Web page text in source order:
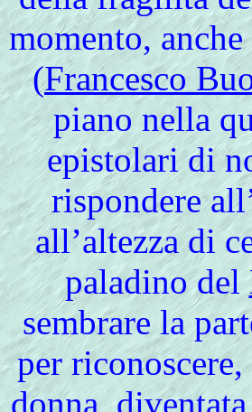
momento,
(Francesco
piano nella
epistolari di
rispondere
all’altezza di
paladino del
sembrare la
per
donna,